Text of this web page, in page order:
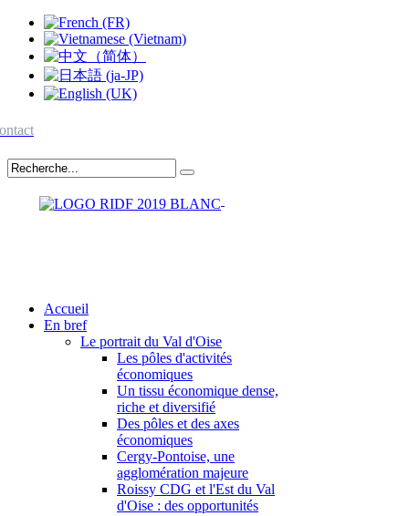
Accueil
En bref
Le portrait du Val d'Oise
Les pôles d'activités
économiques
Un tissu économique dense,
riche et diversifié
Des pôles et des axes
économiques
Cergy-Pontoise, une
agglomération majeure
Roissy CDG et l'Est du Val
d'Oise : des opportunités